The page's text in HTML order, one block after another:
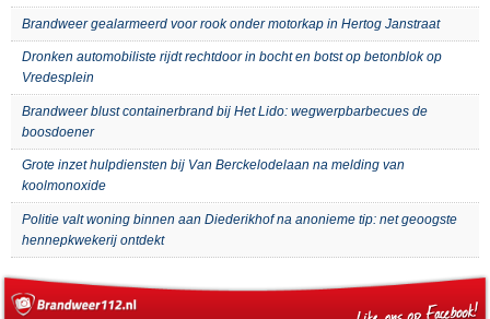
Brandweer gealarmeerd voor rook onder motorkap in Hertog Janstraat
Dronken automobiliste rijdt rechtdoor in bocht en botst op betonblok op
Vredesplein
Brandweer blust containerbrand bij Het Lido: wegwerpbarbecues de
boosdoener
Grote inzet hulpdiensten bij Van Berckelodelaan na melding van
koolmonoxide
Politie valt woning binnen aan Diederikhof na anonieme tip: net geoogste
hennepkwekerij ontdekt